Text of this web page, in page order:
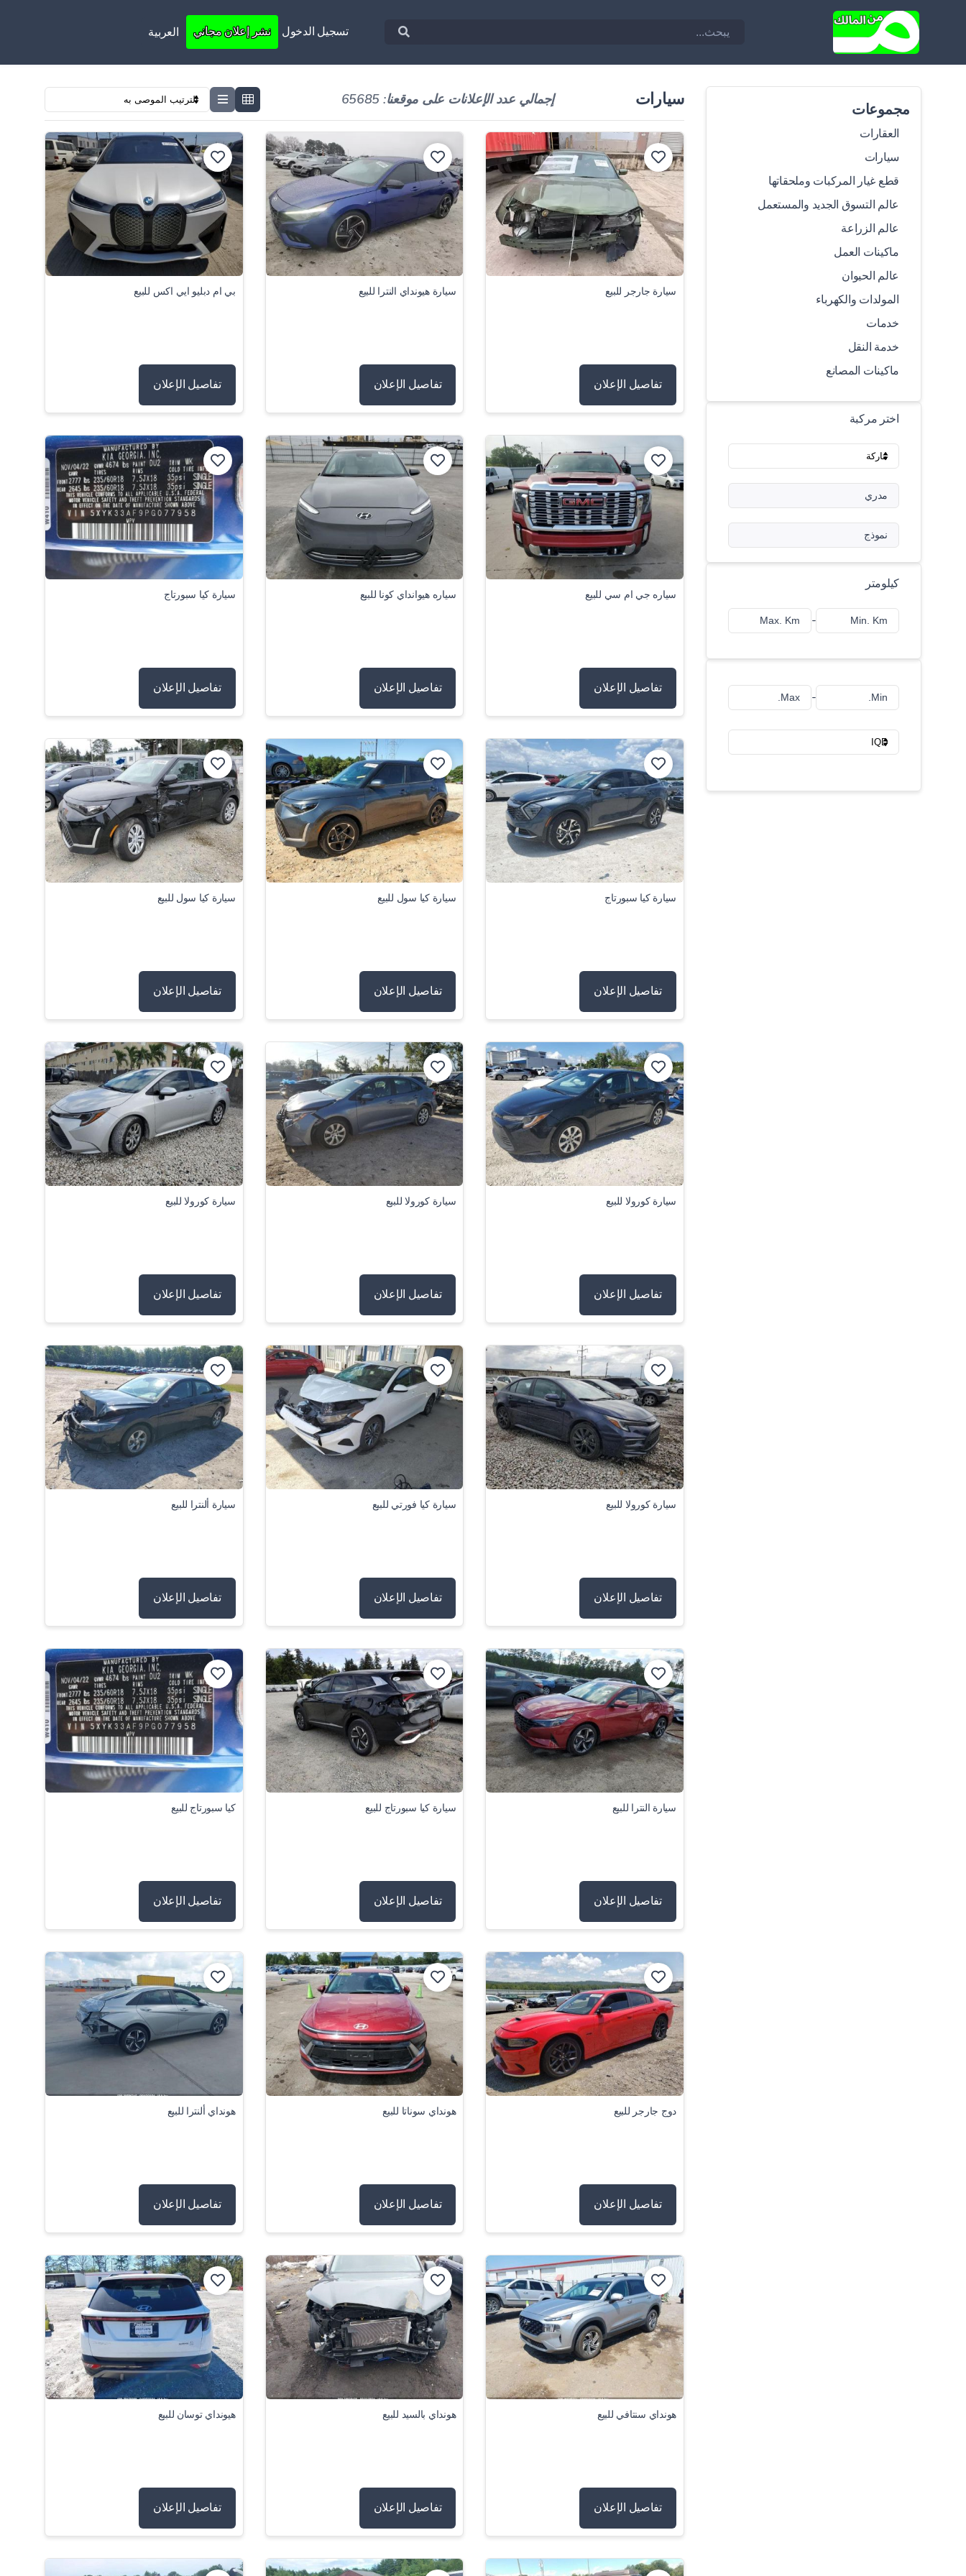
تسجيل الدخول نشر إعلان مجاني العربية
مجموعات
العقارات
سيارات
قطع غيار المركبات وملحقاتها
عالم التسوق الجديد والمستعمل
عالم الزراعة
ماكينات العمل
عالم الحيوان
المولدات والكهرباء
خدمات
خدمة النقل
ماكينات المصانع
اختر مركبة
مدري
نموذج
كيلومتر
-
-
سيارات إجمالي عدد الإعلانات على موقعنا: 65685
سيارة جارجر للبيع
تفاصيل الإعلان
سيارة هيونداي النترا للبيع
تفاصيل الإعلان
بي ام دبليو ايي اكس للبيع
تفاصيل الإعلان
سياره جي ام سي للبيع
تفاصيل الإعلان
سياره هيوانداي كونا للبيع
تفاصيل الإعلان
سيارة كيا سبورتاج
تفاصيل الإعلان
سيارة كيا سبورتاج
تفاصيل الإعلان
سيارة كيا سول للبيع
تفاصيل الإعلان
سيارة كيا سول للبيع
تفاصيل الإعلان
سيارة كورولا للبيع
تفاصيل الإعلان
سيارة كورولا للبيع
تفاصيل الإعلان
سيارة كورولا للبيع
تفاصيل الإعلان
سيارة كورولا للبيع
تفاصيل الإعلان
سيارة كيا فورتي للبيع
تفاصيل الإعلان
سيارة ألنترا للبيع
تفاصيل الإعلان
سيارة النترا للبيع
تفاصيل الإعلان
سيارة كيا سبورتاج للبيع
تفاصيل الإعلان
كيا سبورتاج للبيع
تفاصيل الإعلان
دوج جارجر للبيع
تفاصيل الإعلان
هونداي سوناتا للبيع
تفاصيل الإعلان
هونداي ألنترا للبيع
تفاصيل الإعلان
هونداي سنتافي للبيع
تفاصيل الإعلان
هونداي بالسيد للبيع
تفاصيل الإعلان
هيونداي توسان للبيع
تفاصيل الإعلان